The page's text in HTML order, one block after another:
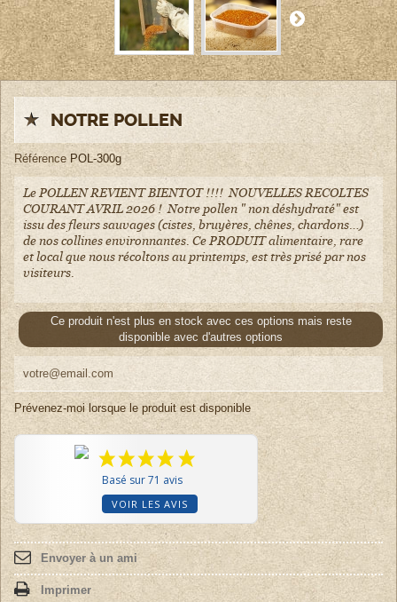
NOTRE POLLEN
Référence POL-300g
Le POLLEN REVIENT BIENTOT !!!! NOUVELLES RECOLTES
COURANT AVRIL 2026 ! Notre pollen " non déshydraté" est
issu des fleurs sauvages (cistes, bruyères, chênes, chardons…)
de nos collines environnantes. Ce PRODUIT alimentaire, rare
et local que nous récoltons au printemps, est très prisé par nos
visiteurs.
Ce produit n'est plus en stock avec ces options mais reste
disponible avec d'autres options
Prévenez-moi lorsque le produit est disponible
Basé sur 71 avis
VOIR LES AVIS
Envoyer à un ami
Imprimer